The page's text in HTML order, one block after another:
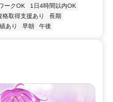
ークOK
1日4時間以内OK
格取得支援あり
長期
あり 早朝 午後